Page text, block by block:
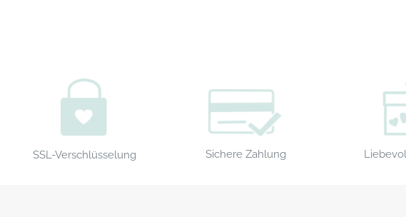
SSL-Verschlüsselung Sichere Zahlung